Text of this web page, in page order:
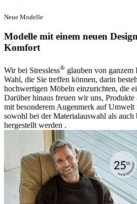
Neue Modelle
Modelle mit einem neuen
Komfort
Wir bei Stressless® glauben von ganzem
Wahl, die Sie treffen können, darin
hochwertigen Möbeln einzurichten, die
Darüber hinaus freuen wir uns,
mit besonderem Augenmerk auf
sowohl bei der Materialauswahl als
hergestellt werden .